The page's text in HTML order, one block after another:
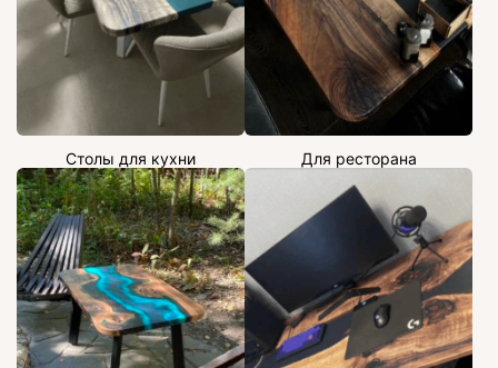
Столы для кухни Для ресторана